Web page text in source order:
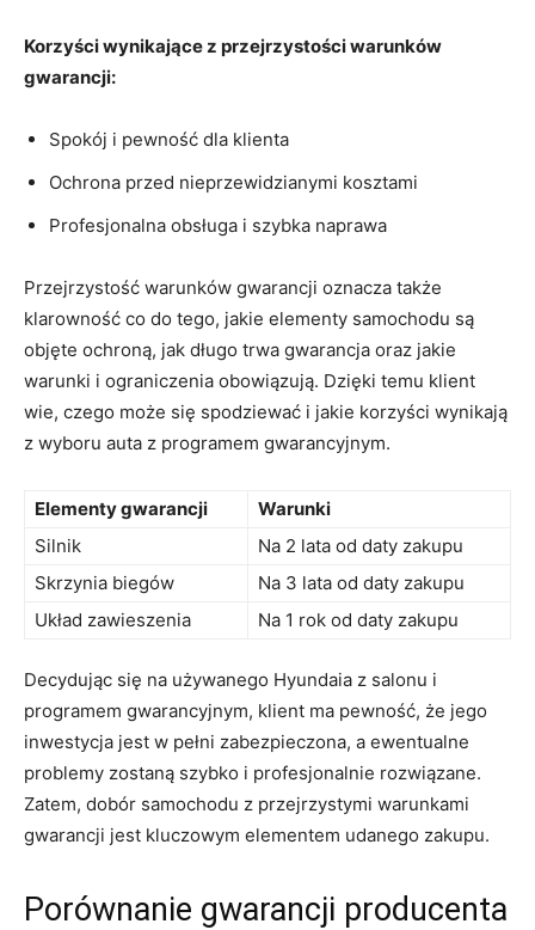
Korzyści wynikające z ⁢przejrzystości warunków
gwarancji:
Spokój i pewność dla klienta
Ochrona przed​ nieprzewidzianymi kosztami
Profesjonalna obsługa⁤ i szybka ⁤naprawa
Przejrzystość warunków ⁤gwarancji‌ oznacza także
klarowność co ⁢do tego, jakie elementy‌ samochodu są
objęte‍ ochroną, jak długo trwa gwarancja oraz ​jakie
warunki i ograniczenia ‌obowiązują.‌ Dzięki temu klient
wie, czego może się spodziewać i jakie korzyści‍ wynikają
z⁢ wyboru auta ‍z programem gwarancyjnym.
Elementy gwarancji
Warunki
Silnik
Na 2⁤ lata od daty zakupu
Skrzynia biegów
Na 3 lata od daty zakupu
Układ ‍zawieszenia
Na⁣ 1 rok od daty zakupu
Decydując ⁤się ⁣na‍ używanego Hyundaia z salonu i
programem gwarancyjnym, klient ‌ma pewność,⁣ że jego
⁤inwestycja jest w pełni zabezpieczona, a‍ ewentualne
problemy ‍zostaną szybko i⁤ profesjonalnie‍ rozwiązane.
Zatem, ‌dobór samochodu z przejrzystymi warunkami
gwarancji jest kluczowym elementem udanego zakupu.
Porównanie gwarancji⁣ producenta